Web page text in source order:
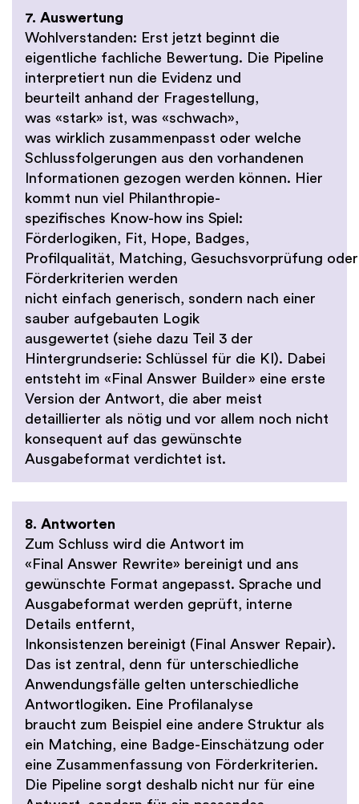
7. Auswertung
Wohlverstanden: Erst jetzt beginnt die
eigentliche fachliche Bewertung. Die Pipeline
interpretiert nun die Evidenz und
beurteilt anhand der Fragestellung,
was «stark» ist, was «schwach»,
was wirklich zusammenpasst oder welche
Schlussfolgerungen aus den vorhandenen
Informationen gezogen werden können. Hier
kommt nun viel Philanthropie-
spezifisches Know-how ins Spiel:
Förderlogiken, Fit, Hope, Badges,
Profilqualität, Matching, Gesuchsvorprüfung oder
Förderkriterien werden
nicht einfach generisch, sondern nach einer
sauber aufgebauten Logik
ausgewertet (siehe dazu Teil 3 der
Hintergrundserie: Schlüssel für die KI). Dabei
entsteht im «Final Answer Builder» eine erste
Version der Antwort, die aber meist
detaillierter als nötig und vor allem noch nicht
konsequent auf das gewünschte
Ausgabeformat verdichtet ist.
8. Antworten
Zum Schluss wird die Antwort im
«Final Answer Rewrite» bereinigt und ans
gewünschte Format angepasst. Sprache und
Ausgabeformat werden geprüft, interne
Details entfernt,
Inkonsistenzen bereinigt (Final Answer Repair).
Das ist zentral, denn für unterschiedliche
Anwendungsfälle gelten unterschiedliche
Antwortlogiken. Eine Profilanalyse
braucht zum Beispiel eine andere Struktur als
ein Matching, eine Badge-Einschätzung oder
eine Zusammenfassung von Förderkriterien.
Die Pipeline sorgt deshalb nicht nur für eine